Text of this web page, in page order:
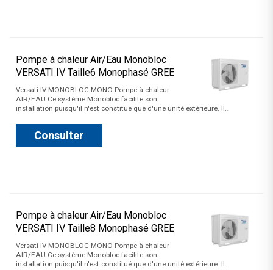
Pompe à chaleur Air/Eau Monobloc
VERSATI IV Taille6 Monophasé GREE
Versati IV MONOBLOC MONO Pompe à chaleur
AIR/EAU Ce système Monobloc facilite son
installation puisqu'il n'est constitué que d'une unité extérieure. Il…
Consulter
Pompe à chaleur Air/Eau Monobloc
VERSATI IV Taille8 Monophasé GREE
Versati IV MONOBLOC MONO Pompe à chaleur
AIR/EAU Ce système Monobloc facilite son
installation puisqu'il n'est constitué que d'une unité extérieure. Il…